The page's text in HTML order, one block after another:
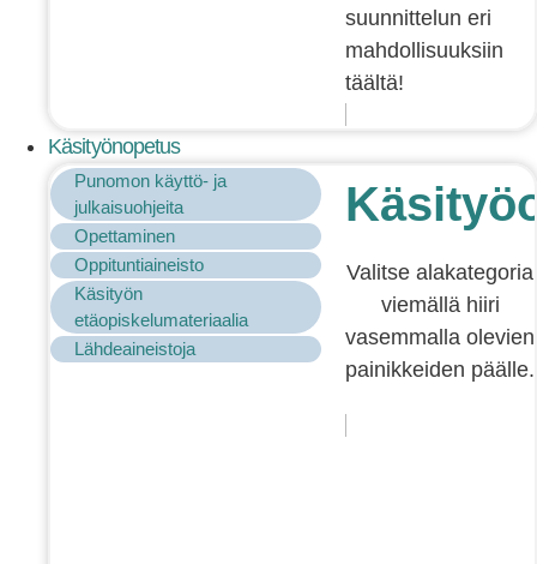
suunnittelun eri
mahdollisuuksiin
täältä!
Käsityönopetus
Punomon käyttö- ja
julkaisuohjeita
Opettaminen
Oppituntiaineisto
Käsityön
etäopiskelumateriaalia
Lähdeaineistoja
Valitse alakategoria
viemällä hiiri
vasemmalla olevien
painikkeiden päälle.